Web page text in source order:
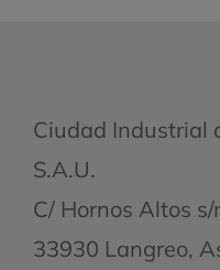
Ciudad Industrial
S.A.U.
C/ Hornos Altos s/
33930 Langreo,